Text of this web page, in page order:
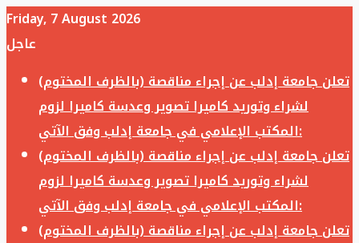
Friday, 7 August 2026
عاجل
تعلن جامعة إدلب عن إجراء مناقصة (بالظرف المختوم)
لشراء وتوريد كاميرا تصوير وعدسة كاميرا لزوم
المكتب الإعلامي في جامعة إدلب وفق الآتي:
تعلن جامعة إدلب عن إجراء مناقصة (بالظرف المختوم)
لشراء وتوريد كاميرا تصوير وعدسة كاميرا لزوم
المكتب الإعلامي في جامعة إدلب وفق الآتي:
تعلن جامعة إدلب عن إجراء مناقصة (بالظرف المختوم)